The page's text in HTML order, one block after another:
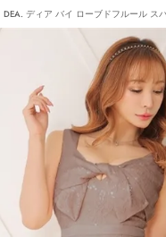
】DEA. ディア バイ ローブドフルール